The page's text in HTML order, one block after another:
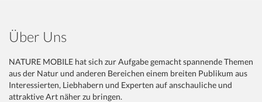
Über Uns
NATURE MOBILE hat sich zur Aufgabe gemacht spannende Themen
aus der Natur und anderen Bereichen einem breiten Publikum aus
Interessierten, Liebhabern und Experten auf anschauliche und
attraktive Art näher zu bringen.